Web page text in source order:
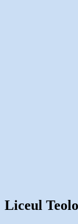
Liceul